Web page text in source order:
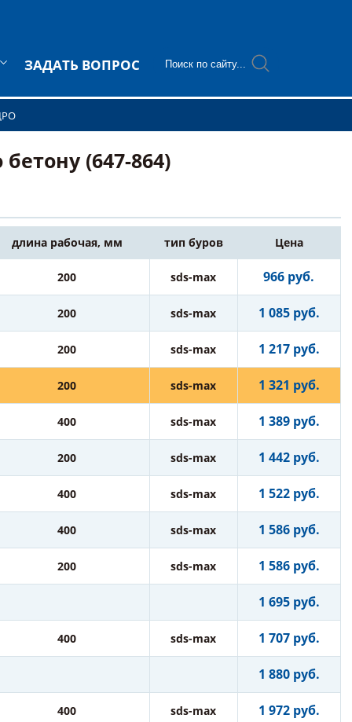
ЗАДАТЬ ВОПРОС
(647-864)
длина рабочая, мм тип буров Цена
200 sds-max 966 руб.
200 sds-max 1 085 руб.
200 sds-max 1 217 руб.
200 sds-max 1 321 руб.
400 sds-max 1 389 руб.
200 sds-max 1 442 руб.
400 sds-max 1 522 руб.
400 sds-max 1 586 руб.
200 sds-max 1 586 руб.
1 695 руб.
400 sds-max 1 707 руб.
1 880 руб.
400 sds-max 1 972 руб.